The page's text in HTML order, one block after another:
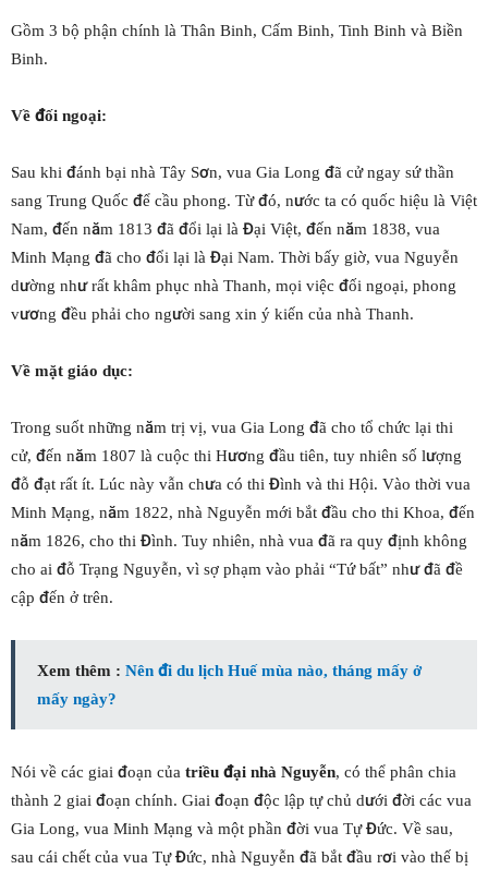
Gồm 3 bộ phận chính là Thân Binh, Cấm Binh, Tinh Binh và Biền
Binh.
Về đối ngoại:
Sau khi đánh bại nhà Tây Sơn, vua Gia Long đã cử ngay sứ thần
sang Trung Quốc để cầu phong. Từ đó, nước ta có quốc hiệu là Việt
Nam, đến năm 1813 đã đổi lại là Đại Việt, đến năm 1838, vua
Minh Mạng đã cho đổi lại là Đại Nam. Thời bấy giờ, vua Nguyễn
dường như rất khâm phục nhà Thanh, mọi việc đối ngoại, phong
vương đều phải cho người sang xin ý kiến của nhà Thanh.
Về mặt giáo dục:
Trong suốt những năm trị vị, vua Gia Long đã cho tổ chức lại thi
cử, đến năm 1807 là cuộc thi Hương đầu tiên, tuy nhiên số lượng
đỗ đạt rất ít. Lúc này vẫn chưa có thi Đình và thi Hội. Vào thời vua
Minh Mạng, năm 1822, nhà Nguyễn mới bắt đầu cho thi Khoa, đến
năm 1826, cho thi Đình. Tuy nhiên, nhà vua đã ra quy định không
cho ai đỗ Trạng Nguyễn, vì sợ phạm vào phải “Tứ bất” như đã đề
cập đến ở trên.
Xem thêm : Nên đi du lịch Huế mùa nào, tháng mấy ở
mấy ngày?
Nói về các giai đoạn của triều đại nhà Nguyễn, có thể phân chia
thành 2 giai đoạn chính. Giai đoạn độc lập tự chủ dưới đời các vua
Gia Long, vua Minh Mạng và một phần đời vua Tự Đức. Về sau,
sau cái chết của vua Tự Đức, nhà Nguyễn đã bắt đầu rơi vào thế bị